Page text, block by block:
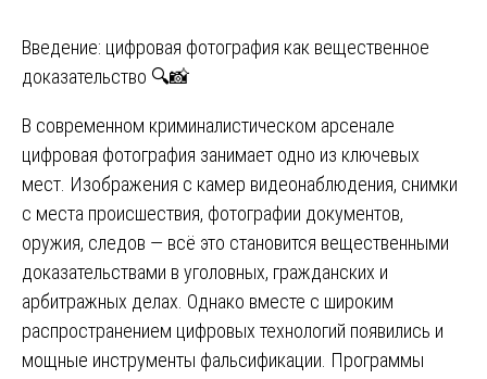
Введение: цифровая фотография как вещественное
доказательство 🔍📸
В современном криминалистическом арсенале
цифровая фотография занимает одно из ключевых
мест. Изображения с камер видеонаблюдения, снимки
с места происшествия, фотографии документов,
оружия, следов — всё это становится вещественными
доказательствами в уголовных, гражданских и
арбитражных делах. Однако вместе с широким
распространением цифровых технологий появились и
мощные инструменты фальсификации. Программы